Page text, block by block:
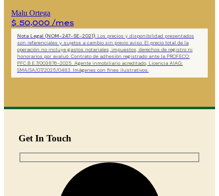
Malu Ortega
$ 50,000 /mes
Nota Legal (NOM-247-SE-2021): Los precios y disponibilidad presentados
son referenciales y sujetos a cambio sin previo aviso. El precio total de la
operación no incluye gastos notariales, impuestos, derechos de registro ni
honorarios por avaluó. Contrato de adhesión registrado ante la PROFECO:
PFC.B.E.7/003876-2025. Agente inmobiliario acreditado, Licencia AIAG:
SMA/SA/07/2025/0483. Imágenes con fines ilustrativos.
Get In Touch